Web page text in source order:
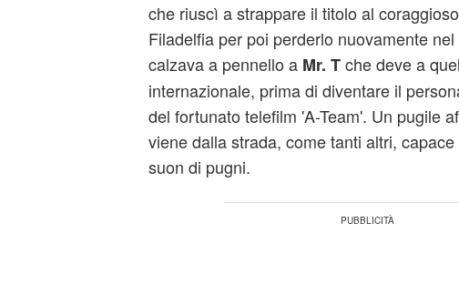
che riuscì a strappare il titolo al
Filadelfia per poi perderlo nuovamente
calzava a pennello a Mr. Tche deve a
internazionale, prima di diventare il
del fortunato telefilm 'A-Team'. Un pugile
viene dalla strada, come tanti altri,
suon di pugni.